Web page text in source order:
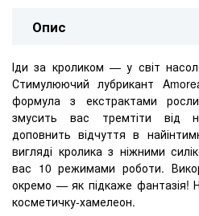
Опис
Іди за кроликом — у світ
Стимулюючий лубрикант
формула з екстрактами
змусить вас тремтіти від
доповнить відчуття в
вигляді кролика з ніжними
вас 10 режимами роботи.
окремо — як підкаже фантазія!
косметичку-хамелеон.